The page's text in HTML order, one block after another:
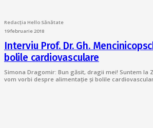
Redacția Hello Sănătate
19 februarie 2018
Interviu Prof. Dr. Gh.
bolile cardiovasculare
Simona Dragomir: Bun găsit, dragii mei! Suntem la
vom vorbi despre alimentație și bolile